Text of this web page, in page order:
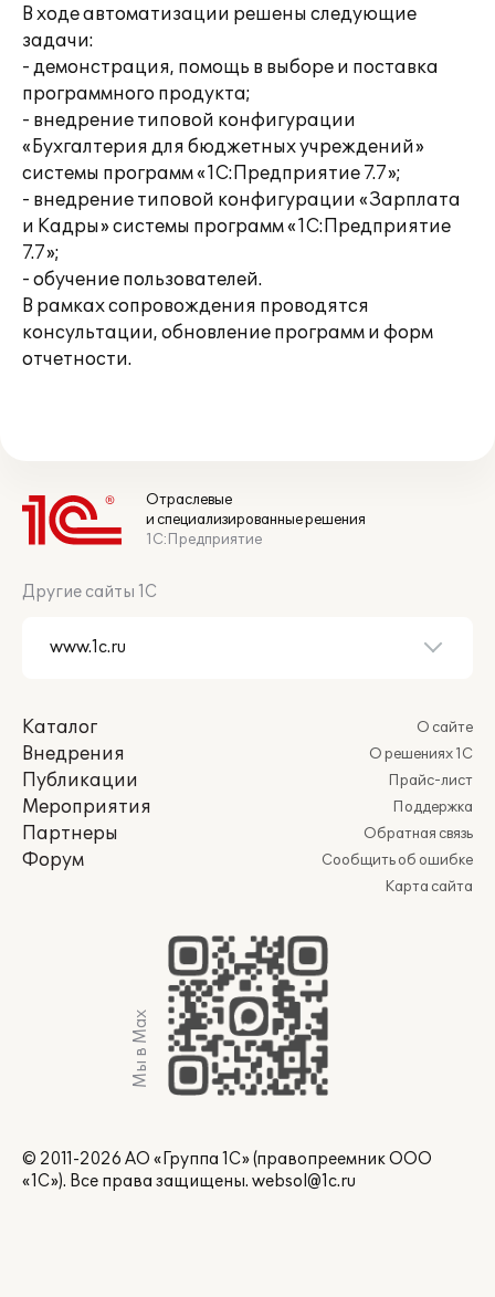
В ходе автоматизации решены следующие
задачи:
- демонстрация, помощь в выборе и поставка
программного продукта;
- внедрение типовой конфигурации
«Бухгалтерия для бюджетных учреждений»
системы программ «1С:Предприятие 7.7»;
- внедрение типовой конфигурации «Зарплата
и Кадры» системы программ «1С:Предприятие
7.7»;
- обучение пользователей.
В рамках сопровождения проводятся
консультации, обновление программ и форм
отчетности.
Отраслевые
и специализированные решения
1С:Предприятие
Другие сайты 1С
Каталог
Внедрения
Публикации
Мероприятия
Партнеры
Форум
О сайте
О решениях 1С
Прайс-лист
Поддержка
Обратная связь
Сообщить об ошибке
Карта сайта
Мы в Max
© 2011-2026 АО «Группа 1С» (правопреемник ООО
«1С»). Все права защищены. websol@1c.ru